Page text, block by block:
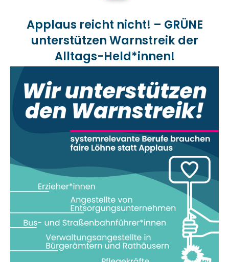
Applaus reicht nicht! – GRÜNE
unterstützen Warnstreik der
Alltags-Held*innen!